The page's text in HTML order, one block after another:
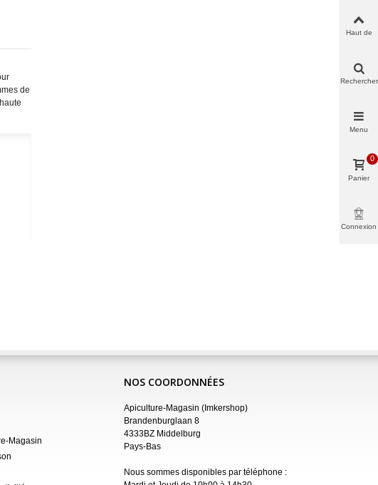
de
Magasin
NOS COORDONNÉES
Apiculture-Magasin (Imkershop)
Brandenburglaan 8
4333BZ Middelburg
Pays-Bas
Nous sommes disponibles par téléphone :
Haut de
Rechercher
Menu
Panier
0
Connexion